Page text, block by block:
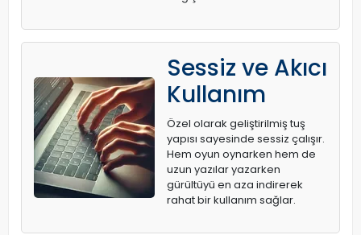
Sessiz ve Akıcı
Kullanım
Özel olarak geliştirilmiş tuş
yapısı sayesinde sessiz çalışır.
Hem oyun oynarken hem de
uzun yazılar yazarken
gürültüyü en aza indirerek
rahat bir kullanım sağlar.